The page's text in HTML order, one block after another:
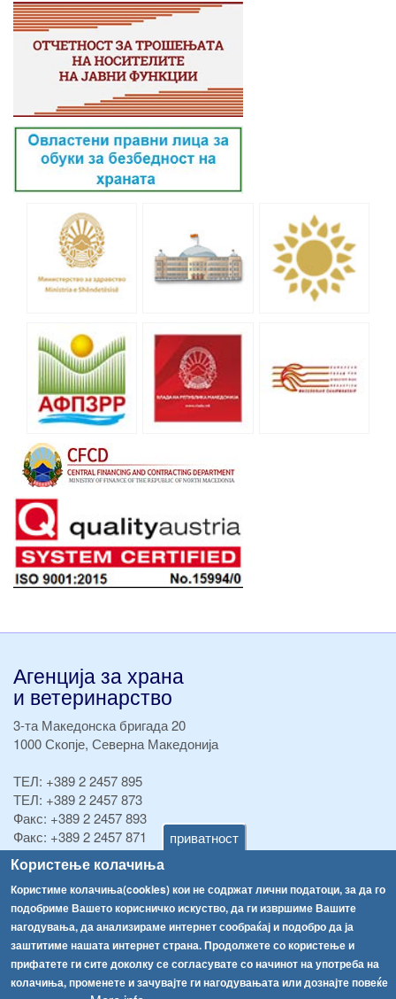
приватност
Користење колачиња
Користиме колачиња(cookies) кои не содржат лични податоци, за да го
подобриме Вашето корисничко искуство, да ги извршиме Вашите
нагодувања, да анализираме интернет сообраќај и подобро да ја
заштитиме нашата интернет страна. Продолжете со користење и
прифатете ги сите доколку се согласувате со начинот на употреба на
колачиња, променете и зачувајте ги нагодувањата или дознајте повеќе
Агенција за храна
и ветеринарство
3-та Македонска бригада 20
1000 Скопје, Северна Македонија
ТЕЛ: +389 2 2457 895
ТЕЛ: +389 2 2457 873
Факс: +389 2 2457 893
Факс: +389 2 2457 871
info@fva.gov.mk
[АХВ-претходна страна]
Соопштенија
Република Бугарија ги засили официјалните контроли при увоз на свежо овошје и зеленчук
Високите температури ризик од труење со храна, опасни се и за животните
Навигација
Архива
Регистри